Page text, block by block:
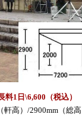
料1日\6,600（税込）
高）/2900mm（総高